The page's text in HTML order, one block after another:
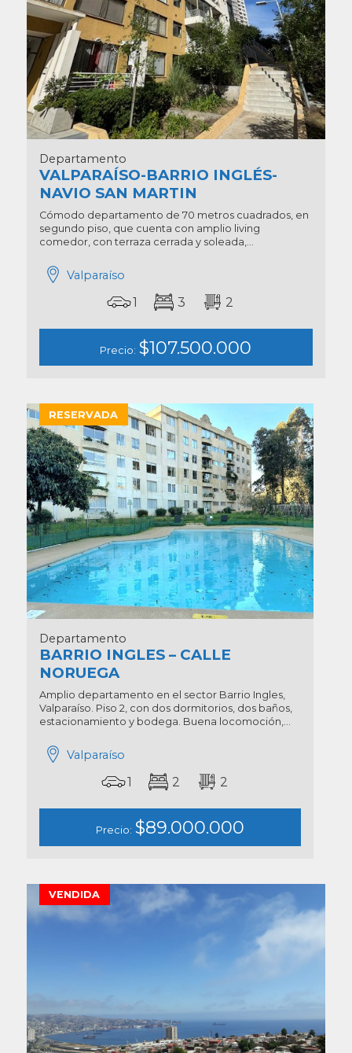
Departamento
VALPARAÍSO-BARRIO INGLÉS-
NAVIO SAN MARTIN
Cómodo departamento de 70 metros cuadrados, en
segundo piso, que cuenta con amplio living
comedor, con terraza cerrada y soleada,...
Valparaíso
1 3 2
Precio: $107.500.000
RESERVADA
Departamento
BARRIO INGLES – CALLE
NORUEGA
Amplio departamento en el sector Barrio Ingles,
Valparaíso. Piso 2, con dos dormitorios, dos baños,
estacionamiento y bodega. Buena locomoción,...
Valparaíso
1 2 2
Precio: $89.000.000
VENDIDA